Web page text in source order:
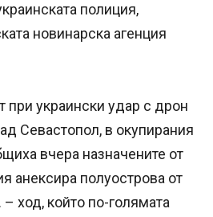
полиция,
новинарска агенция
украински удар с дрон
Севастопол, в окупирания
вчера назначените от
анексира полуострова от
– ход, който по-голямата